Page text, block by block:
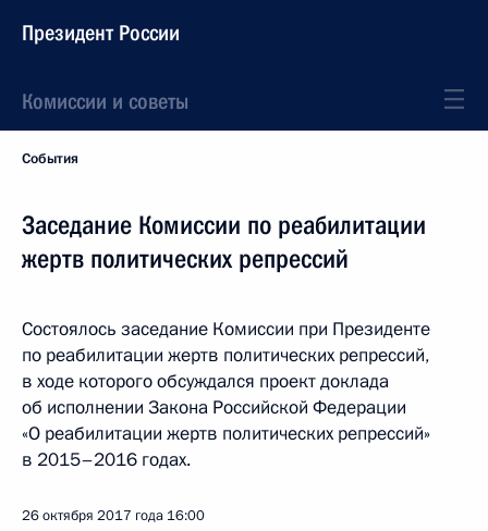
Президент России
Комиссии и советы
События
Заседание Комиссии по реабилитации
жертв политических репрессий
Состоялось заседание Комиссии при Президенте
по реабилитации жертв политических репрессий,
в ходе которого обсуждался проект доклада
об исполнении Закона Российской Федерации
«О реабилитации жертв политических репрессий»
в 2015–2016 годах.
26 октября 2017 года 16:00